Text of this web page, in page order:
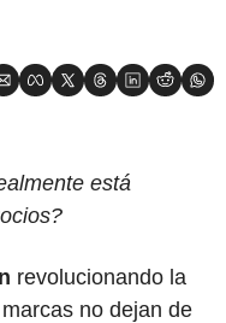
está
revolucionando la
marcas no dejan de